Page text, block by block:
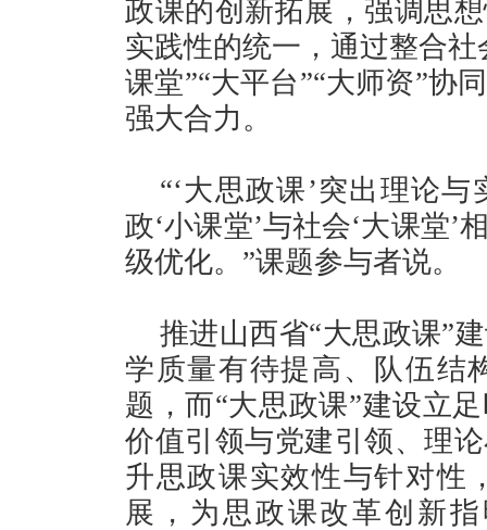
政课的创新拓展，强调思
实践性的统一，通过整合
课堂”“大平台”“大师资”协
强大合力。
“‘大思政课’突出理论
政‘小课堂’与社会‘大课堂
级优化。”课题参与者说。
推进山西省“大思政课”
学质量有待提高、队伍结
题，而“大思政课”建设立
价值引领与党建引领、理
升思政课实效性与针对性
展，为思政课改革创新